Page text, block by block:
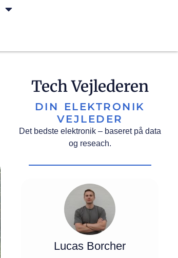
Tech Vejlederen
DIN ELEKTRONIK
VEJLEDER
Det bedste elektronik – baseret på data
og reseach.
Lucas Borcher